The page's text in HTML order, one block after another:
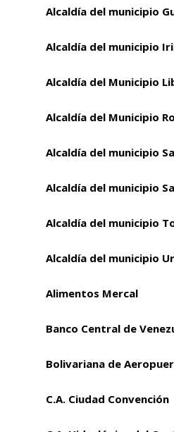
Alcaldía del municipio
Alcaldía del municipio
Alcaldía del Municipio
Alcaldía del Municipio
Alcaldía del municipio
Alcaldía del municipio
Alcaldía del municipio
Alcaldía del municipio
Alimentos Mercal
Banco Central de
Bolivariana de
C.A. Ciudad Convención